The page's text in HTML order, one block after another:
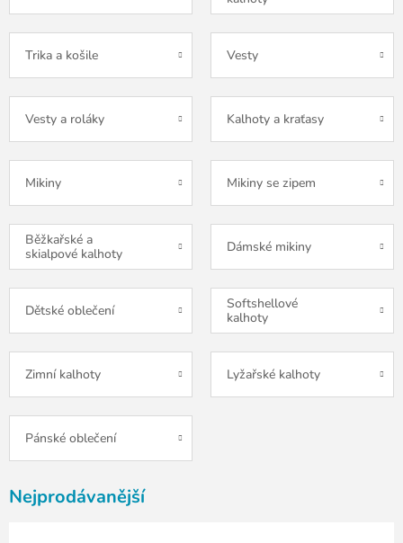
Trika a košile Vesty
Vesty a roláky Kalhoty a kraťasy
Mikiny Mikiny se zipem
Běžkařské a
skialpové kalhoty
Dámské mikiny
Dětské oblečení
Softshellové
kalhoty
Zimní kalhoty Lyžařské kalhoty
Pánské oblečení
Nejprodávanější